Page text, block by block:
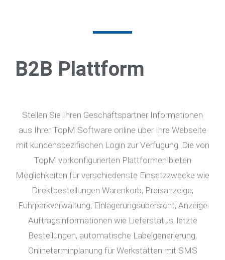
B2B Plattform
Stellen Sie Ihren Geschäftspartner Informationen
aus Ihrer TopM Software online über Ihre Webseite
mit kundenspezifischen Login zur Verfügung. Die von
TopM vorkonfigurierten Plattformen bieten
Möglichkeiten für verschiedenste Einsatzzwecke wie
Direktbestellungen Warenkorb, Preisanzeige,
Fuhrparkverwaltung, Einlagerungsübersicht, Anzeige
Auftragsinformationen wie Lieferstatus, letzte
Bestellungen, automatische Labelgenerierung,
Onlineterminplanung für Werkstätten mit SMS